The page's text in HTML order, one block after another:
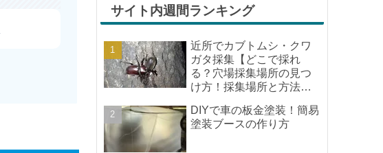
す。そして、それは2号嫁も同
じようで、夏祭りが近いづい...
サイト内週間ランキング
近所でカブトムシ・クワ
ガタ採集【どこで採れ
る？穴場採集場所の見つ
け方！採集場所と方法や
DIYで車の板金塗装！簡易
塗装ブースの作り方